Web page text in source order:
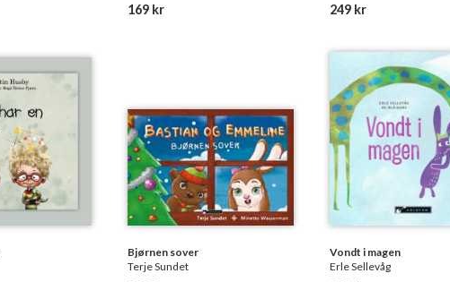
169 kr 249 kr
Bjørnen sover
Terje Sundet
Vondt i magen
Erle Sellevåg